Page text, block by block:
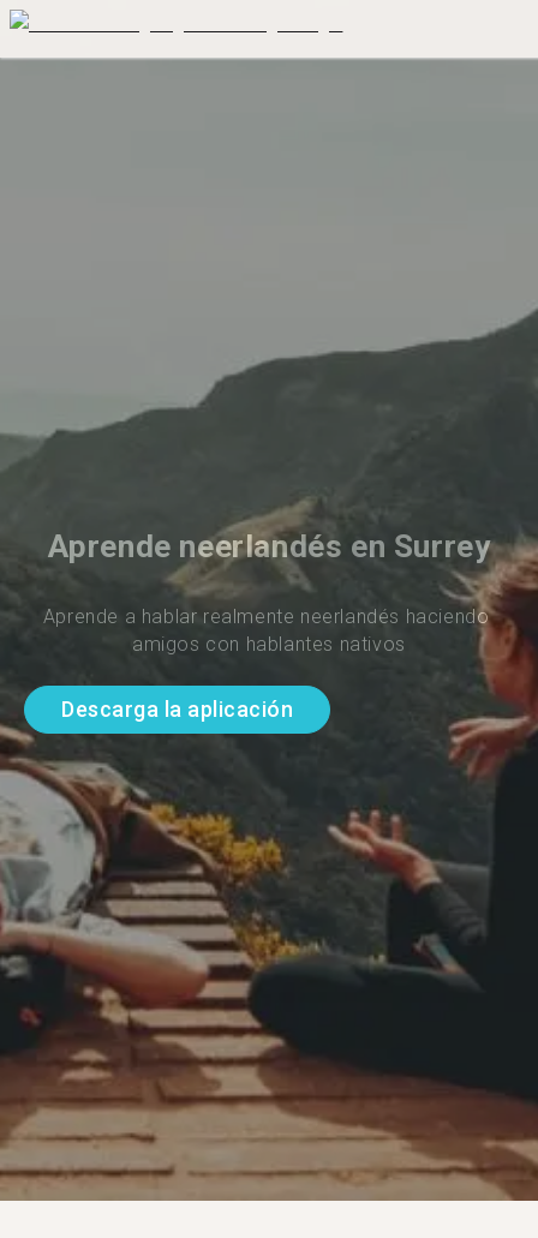
Aprende neerlandés en Surrey
Aprende a hablar realmente neerlandés haciendo
amigos con hablantes nativos
Descarga la aplicación